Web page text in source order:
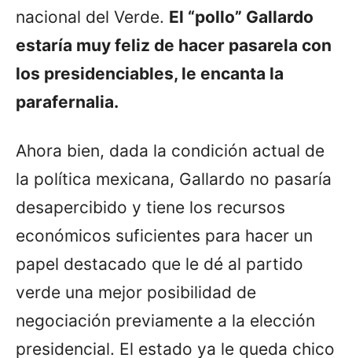
nacional del Verde. El “pollo” Gallardo
estaría muy feliz de hacer pasarela con
los presidenciables, le encanta la
parafernalia.
Ahora bien, dada la condición actual de
la política mexicana, Gallardo no pasaría
desapercibido y tiene los recursos
económicos suficientes para hacer un
papel destacado que le dé al partido
verde una mejor posibilidad de
negociación previamente a la elección
presidencial. El estado ya le queda chico